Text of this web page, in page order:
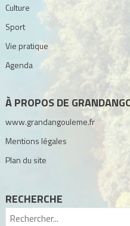
Culture
Sport
Vie pratique
Agenda
À PROPOS DE
www.grandangouleme.fr
Mentions légales
Plan du site
RECHERCHE